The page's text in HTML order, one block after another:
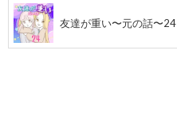
友達が重い〜元の話〜24